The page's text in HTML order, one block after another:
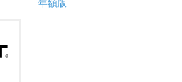
年額版